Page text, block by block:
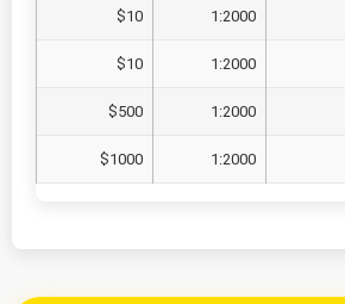
1:2000
$10
1:2000
$10
1:2000
$500
1:2000
$1000